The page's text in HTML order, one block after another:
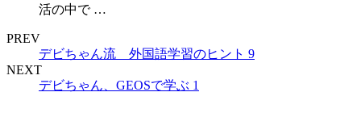
活の中で …
PREV
デビちゃん流 外国語学習のヒント 9
NEXT
デビちゃん、GEOSで学ぶ 1